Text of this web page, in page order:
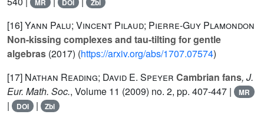
MR DOI Zbl
[16]Yann Palu; Vincent Pilaud; Pierre-Guy Plamondon
Non-kissing complexes and tau-tilting for gentle
algebras (2017) (https://arxiv.org/abs/1707.07574)
[17] Nathan Reading; David E. Speyer Cambrian fans, J.
Eur. Math. Soc., Volume 11 (2009) no. 2, pp. 407-447 | MR
| DOI | Zbl